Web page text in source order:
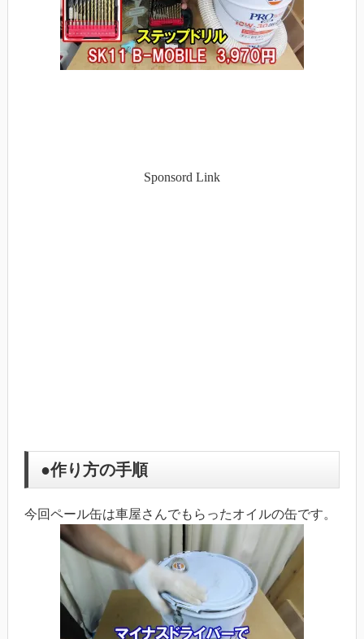
Sponsord Link
●作り方の手順
今回ペール缶は車屋さんでもらったオイルの缶です。